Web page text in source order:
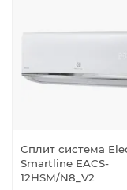
Сплит система
Smartline EACS-
12HSM/N8_V2